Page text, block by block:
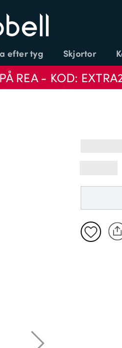
efter tyg Skjortor
REA - KOD: